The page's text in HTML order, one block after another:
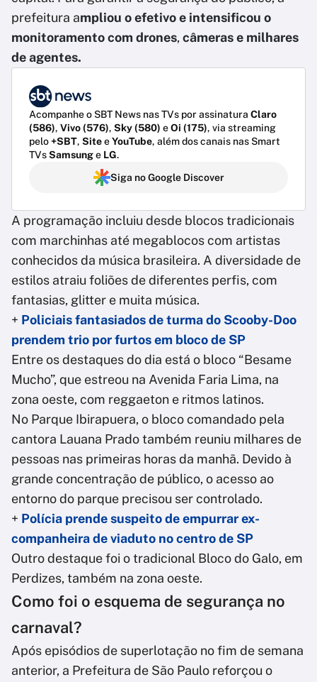
prefeitura ampliou o efetivo e intensificou o
monitoramento com drones, câmeras e milhares
de agentes.
Acompanhe o SBT News nas TVs por assinatura Claro
(586), Vivo (576), Sky (580) eOi (175), via streaming
pelo+SBT, SiteeYouTube, além dos canais nas Smart
TVsSamsunge LG.
Siga no Google Discover
A programação incluiu desde blocos tradicionais
com marchinhas até megablocos com artistas
conhecidos da música brasileira. A diversidade de
estilos atraiu foliões de diferentes perfis, com
fantasias, glitter e muita música.
+ Policiais fantasiados de turma do Scooby-Doo
prendem trio por furtos em bloco de SP
Entre os destaques do dia está o bloco “Besame
Mucho”, que estreou na Avenida Faria Lima, na
zona oeste, com reggaeton e ritmos latinos.
No Parque Ibirapuera, o bloco comandado pela
cantora Lauana Prado também reuniu milhares de
pessoas nas primeiras horas da manhã. Devido à
grande concentração de público, o acesso ao
entorno do parque precisou ser controlado.
+ Polícia prende suspeito de empurrar ex-
companheira de viaduto no centro de SP
Outro destaque foi o tradicional Bloco do Galo, em
Perdizes, também na zona oeste.
Como foi o esquema de segurança no
carnaval?
Após episódios de superlotação no fim de semana
anterior, a Prefeitura de São Paulo reforçou o